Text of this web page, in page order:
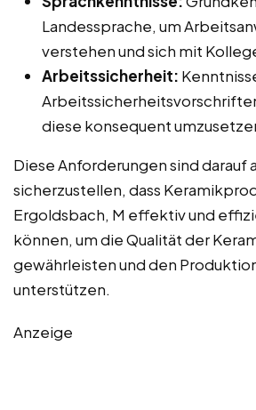
Landessprache, um
verstehen und sich mit
Arbeitssicherheit:
diese konsequent
Diese Anforderungen sind darauf
sicherzustellen, dass
Ergoldsbach, M effektiv und
können, um die Qualität der
gewährleisten und den
unterstützen.
Anzeige